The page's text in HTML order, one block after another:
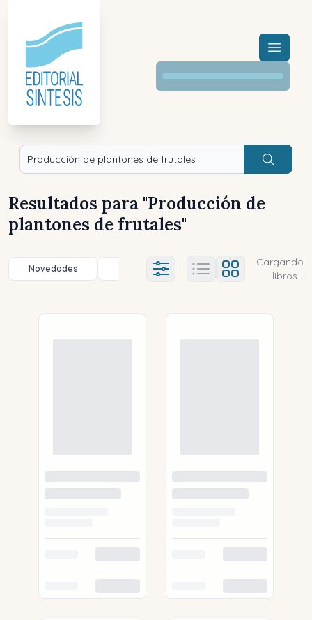
Menú
Buscar
Resultados para "Producción de
plantones de frutales"
Novedades Título (a-z) Título (z-a)
Ajustes abierto
Cargando
libros...